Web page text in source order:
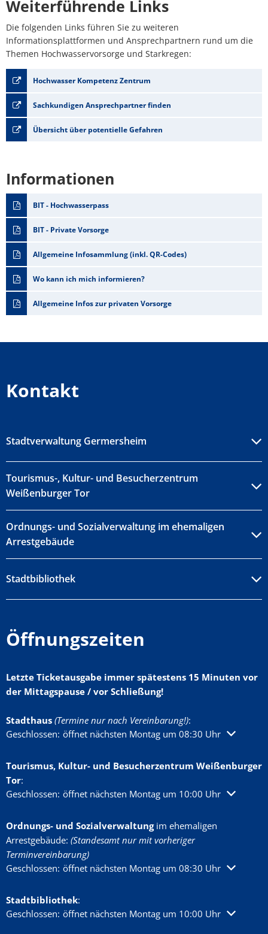
Weiterführende Links
Die folgenden Links führen Sie zu weiteren
Informationsplattformen und Ansprechpartnern rund um die
Themen Hochwasservorsorge und Starkregen:
Hochwasser Kompetenz Zentrum
Sachkundigen Ansprechpartner finden
Übersicht über potentielle Gefahren
Informationen
BIT - Hochwasserpass
BIT - Private Vorsorge
Allgemeine Infosammlung (inkl. QR-Codes)
Wo kann ich mich informieren?
Allgemeine Infos zur privaten Vorsorge
Kontakt
Stadtverwaltung Germersheim
Tourismus-, Kultur- und Besucherzentrum
Weißenburger Tor
Ordnungs- und Sozialverwaltung im ehemaligen
Arrestgebäude
Stadtbibliothek
Öffnungszeiten
Letzte Ticketausgabe immer spätestens 15 Minuten vor
der Mittagspause / vor Schließung!
Stadthaus (Termine nur nach Vereinbarung!):
Klicken, um weitere Öffnungs- oder Schließzeiten auszublenden
Geschlossen: öffnet nächsten Montag um 08:30 Uhr
Tourismus, Kultur- und Besucherzentrum Weißenburger
Tor:
Klicken, um weitere Öffnungs- oder Schließzeiten auszublenden
Geschlossen: öffnet nächsten Montag um 10:00 Uhr
Ordnungs- und Sozialverwaltungim ehemaligen
Arrestgebäude: (Standesamt nur mit vorheriger
Terminvereinbarung)
Klicken, um weitere Öffnungs- oder Schließzeiten auszublenden
Geschlossen: öffnet nächsten Montag um 08:30 Uhr
Stadtbibliothek:
Klicken, um weitere Öffnungs- oder Schließzeiten auszublenden
Geschlossen: öffnet nächsten Montag um 10:00 Uhr